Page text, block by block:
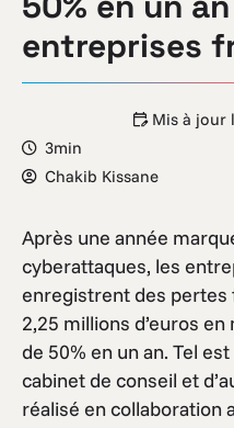
entreprises
Mis à jour
3min
Chakib Kissane
Après une année
cyberattaques, les
enregistrent des pertes
2,25 millions d’euros
de 50% en un an. Tel
cabinet de conseil et
réalisé en collaboration